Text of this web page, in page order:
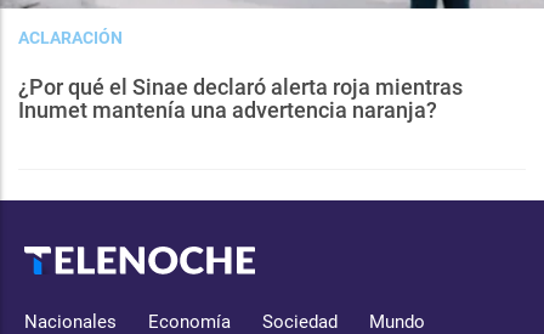
ACLARACIÓN
¿Por qué el Sinae declaró alerta roja mientras
Inumet mantenía una advertencia naranja?
Nacionales Economía Sociedad Mundo